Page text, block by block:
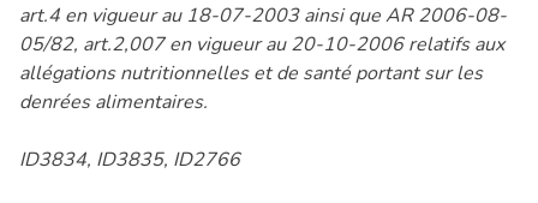
art.4 en vigueur au 18-07-2003 ainsi que AR 2006-08-
05/82, art.2,007 en vigueur au 20-10-2006 relatifs aux
allégations nutritionnelles et de santé portant sur les
denrées alimentaires.
ID3834, ID3835, ID2766